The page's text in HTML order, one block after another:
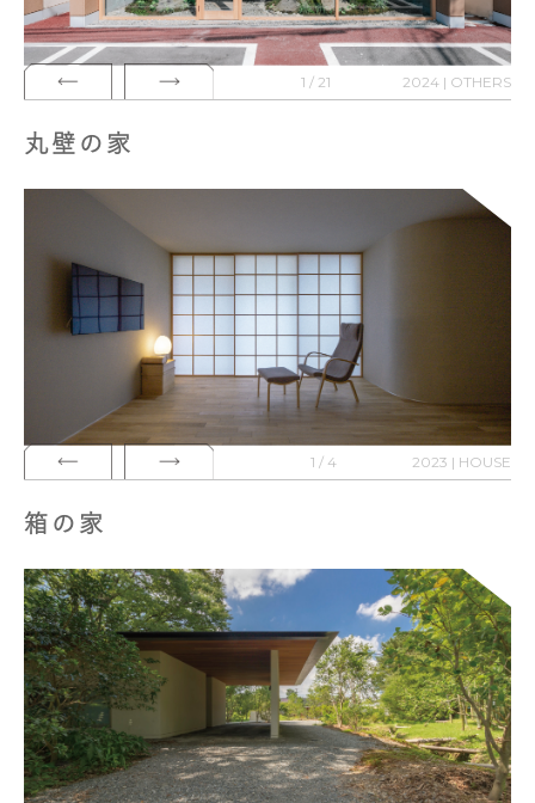
1 / 21 2024 | OTHERS
丸壁の家
1 / 4 2023 | HOUSE
箱の家